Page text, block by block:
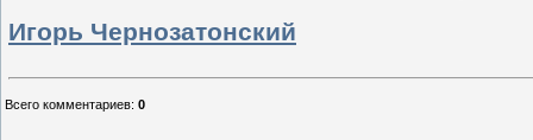
Игорь Чернозатонский
Всего комментариев: 0